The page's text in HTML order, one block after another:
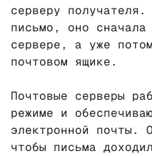
серверу
письмо, оно сначала
сервере, а уже
почтовом ящике.
Почтовые серверы
режиме и
электронной почты.
чтобы письма